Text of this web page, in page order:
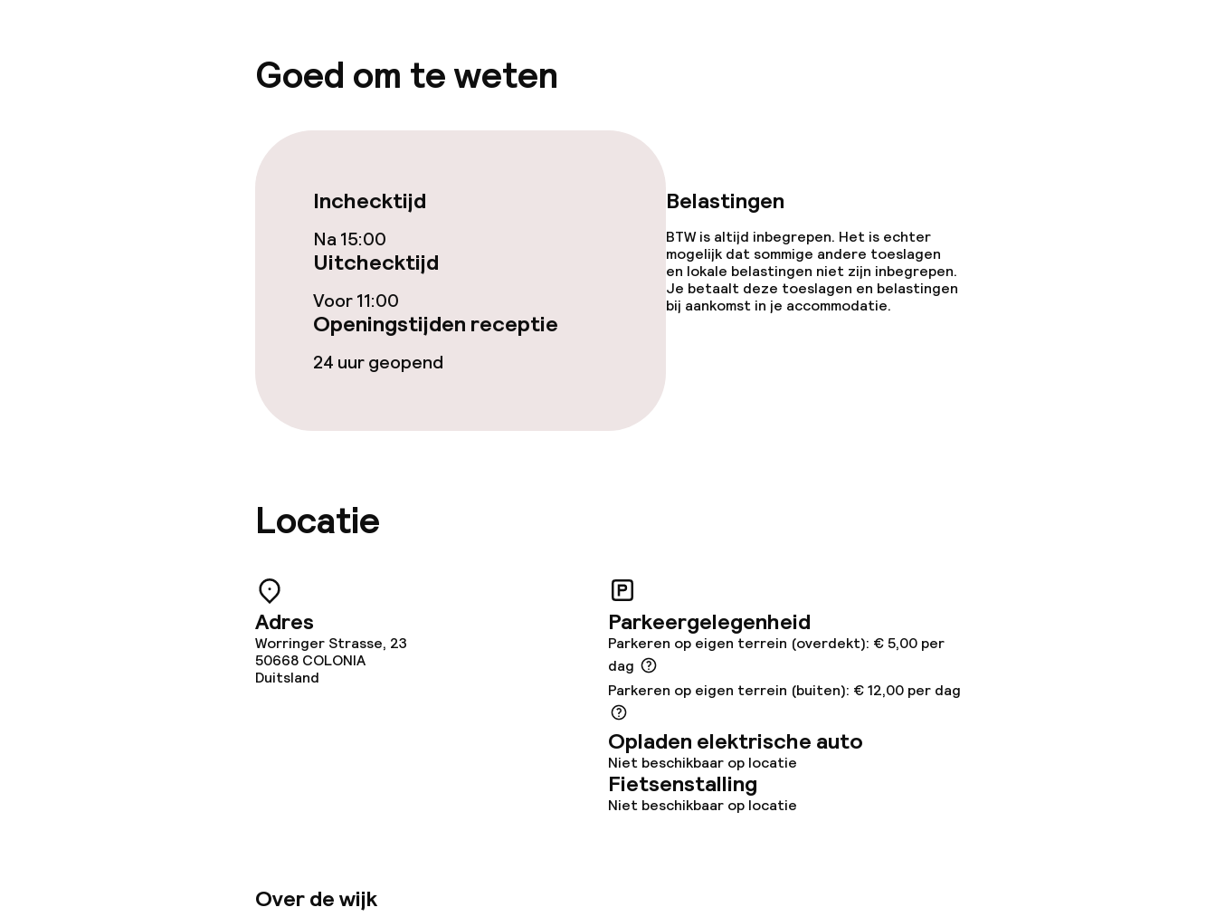
Goed om te weten
Inchecktijd
Na 15:00
Uitchecktijd
Voor 11:00
Openingstijden receptie
24 uur geopend
Belastingen
BTW is altijd inbegrepen. Het is echter
mogelijk dat sommige andere toeslagen
en lokale belastingen niet zijn inbegrepen.
Je betaalt deze toeslagen en belastingen
bij aankomst in je accommodatie.
Locatie
Adres
Worringer Strasse, 23
50668 COLONIA
Duitsland
Parkeergelegenheid
Parkeren op eigen terrein (overdekt): € 5,00 per
dag
Parkeren op eigen terrein (buiten): € 12,00 per dag
Opladen elektrische auto
Niet beschikbaar op locatie
Fietsenstalling
Niet beschikbaar op locatie
Over de wijk